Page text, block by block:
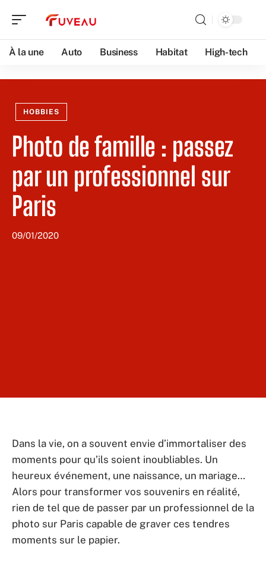
À la une Auto Business Habitat High-tech
HOBBIES
Photo de famille : passez
par un professionnel sur
Paris
09/01/2020
Dans la vie, on a souvent envie d’immortaliser des
moments pour qu’ils soient inoubliables. Un
heureux événement, une naissance, un mariage…
Alors pour transformer vos souvenirs en réalité,
rien de tel que de passer par un professionnel de la
photo sur Paris capable de graver ces tendres
moments sur le papier.